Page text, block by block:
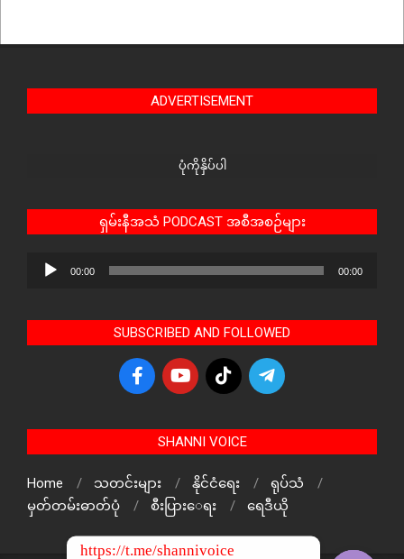
ADVERTISEMENT
ပုံကိုနှိပ်ပါ
ရှမ်းနီအသံ PODCAST အစီအစဉ်များ
Audio
00:00 00:00
SUBSCRIBED AND FOLLOWED
SHANNI VOICE
Home သတင်းများ နိုင်ငံရေး
ရုပ်သံ
မှတ်တမ်းဓာတ်ပုံ
စီးပြားေရး ရေဒီယို
https://t.me/shannivoice